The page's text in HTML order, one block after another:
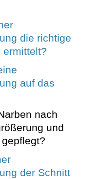
die richtige
ermittelt?
auf das
nach
und
der Schnitt